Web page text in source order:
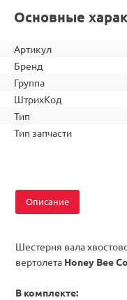
Основные
Артикул
Бренд
Группа
ШтрихКод
Тип
Тип запчасти
Описание
Шестерня вала
вертолета Honey Bee
В комплекте: